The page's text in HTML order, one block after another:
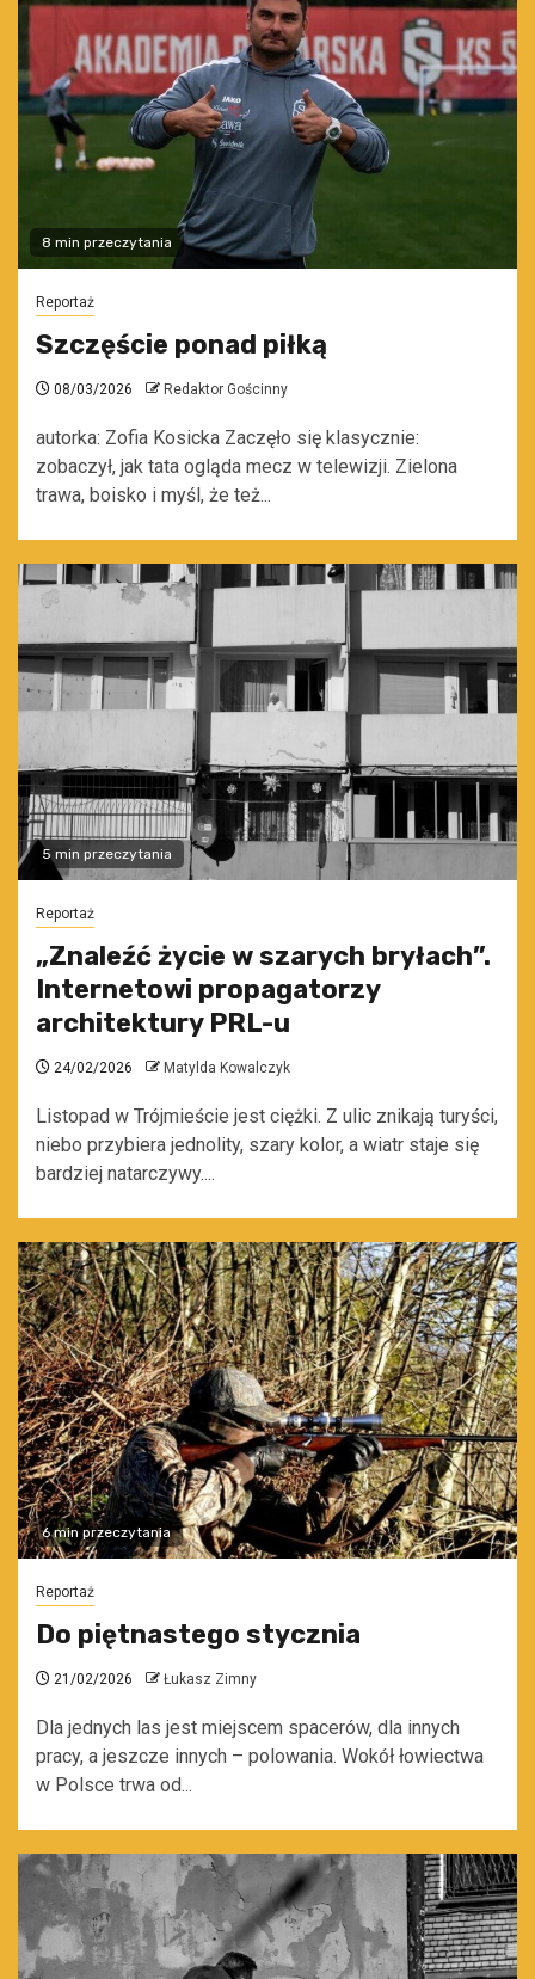
8 min przeczytania
Reportaż
Szczęście ponad piłką
08/03/2026 Redaktor Gościnny
autorka: Zofia Kosicka Zaczęło się klasycznie:
zobaczył, jak tata ogląda mecz w telewizji. Zielona
trawa, boisko i myśl, że też...
5 min przeczytania
Reportaż
„Znaleźć życie w szarych bryłach”.
Internetowi propagatorzy
architektury PRL-u
24/02/2026 Matylda Kowalczyk
Listopad w Trójmieście jest ciężki. Z ulic znikają turyści,
niebo przybiera jednolity, szary kolor, a wiatr staje się
bardziej natarczywy....
6 min przeczytania
Reportaż
Do piętnastego stycznia
21/02/2026 Łukasz Zimny
Dla jednych las jest miejscem spacerów, dla innych
pracy, a jeszcze innych – polowania. Wokół łowiectwa
w Polsce trwa od...